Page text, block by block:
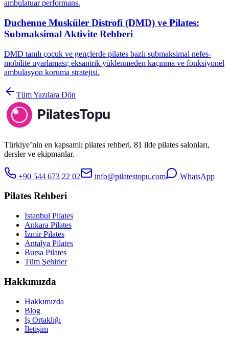
ambulatuar performans.
Duchenne Musküler Distrofi (DMD) ve Pilates:
Submaksimal Aktivite Rehberi
DMD tanılı çocuk ve gençlerde pilates bazlı submaksimal nefes-
mobilite uyarlaması; eksantrik yüklenmeden kaçınma ve fonksiyonel
ambulasyon koruma stratejisi.
Tüm Yazılara Dön
Türkiye’nin en kapsamlı pilates rehberi. 81 ilde pilates salonları,
dersler ve ekipmanlar.
+90 544 673 22 02 info@pilatestopu.com WhatsApp
Pilates Rehberi
İstanbul Pilates
Ankara Pilates
İzmir Pilates
Antalya Pilates
Bursa Pilates
Tüm Şehirler
Hakkımızda
Hakkımızda
Blog
İş Ortaklığı
İletişim